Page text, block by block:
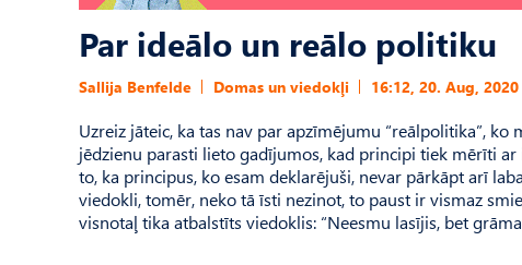
Par ideālo un reālo politiku
Sallija Benfelde Domas un viedokļi 16:12, 20. Aug, 2020
Uzreiz jāteic, ka tas nav par apzīmējumu “reālpolitika”,
jēdzienu parasti lieto gadījumos, kad principi tiek mērīti
to, ka principus, ko esam deklarējuši, nevar pārkāpt arī
viedokli, tomēr, neko tā īsti nezinot, to paust ir vismaz
visnotaļ tika atbalstīts viedoklis: “Neesmu lasījis, bet